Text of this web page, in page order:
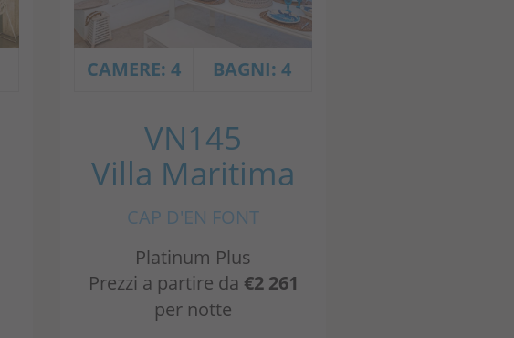
CAMERE: 4 BAGNI: 4
VN145
Villa Maritima
CAP D'EN FONT
Platinum Plus
Prezzi a partire da €2 261
per notte